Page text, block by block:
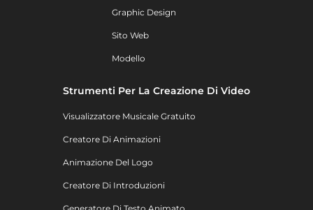
Graphic Design
Sito Web
Modello
Strumenti Per La Creazione Di Video
Visualizzatore Musicale Gratuito
Creatore Di Animazioni
Animazione Del Logo
Creatore Di Introduzioni